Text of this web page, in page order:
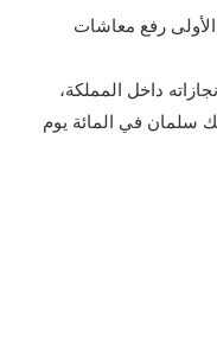
رفع معاشات
داخل المملكة،
سلمان في المائة يوم